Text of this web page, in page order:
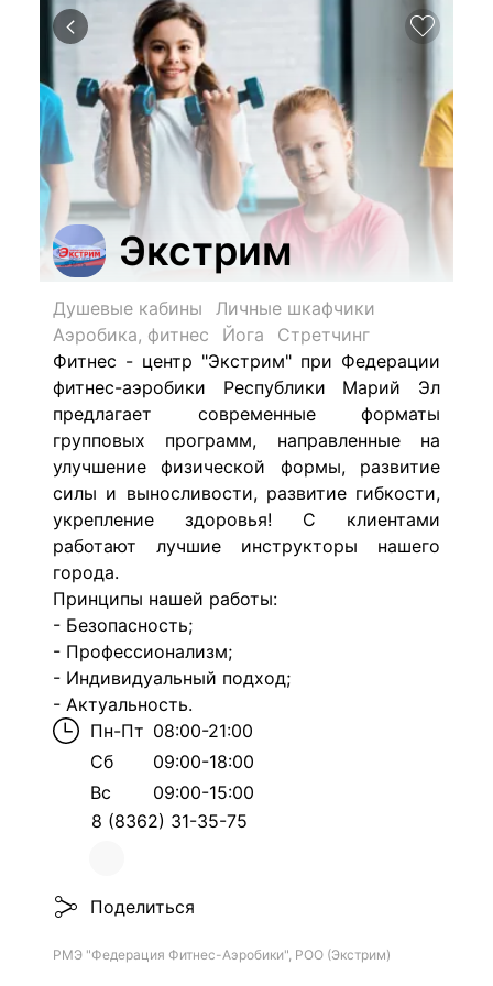
Экстрим
Душевые кабины
Личные шкафчики
Аэробика, фитнес
Йога
Стретчинг
Фитнес - центр "Экстрим" при Федерации
фитнес-аэробики Республики Марий Эл
предлагает современные форматы
групповых программ, направленные на
улучшение физической формы, развитие
силы и выносливости, развитие гибкости,
укрепление здоровья! С клиентами
работают лучшие инструкторы нашего
города.
Принципы нашей работы:
- Безопасность;
- Профессионализм;
- Индивидуальный подход;
- Актуальность.
Пн-Пт 08:00-21:00
Сб
09:00-18:00
Вс
09:00-15:00
8 (8362) 31-35-75
Поделиться
РМЭ "Федерация Фитнес-Аэробики", РОО (Экстрим)